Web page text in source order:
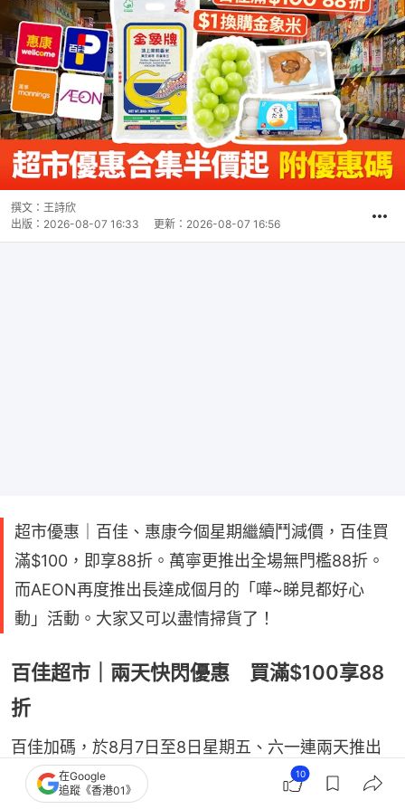
撰文： 王詩欣
出版： 2026-08-07 16:33 更新： 2026-08-07 16:56
超市優惠｜百佳、惠康今個星期繼續鬥減價，百佳買
滿$100，即享88折。萬寧更推出全場無門檻88折。
而AEON再度推出長達成個月的「嘩~睇見都好心
動」活動。大家又可以盡情掃貨了！
百佳超市｜兩天快閃優惠 買滿$100享88
折
百佳加碼，於8月7日至8日星期五、六一連兩天推出
折扣優惠，由之前買滿$150降低門檻至$100便可享
88折，折扣一樣無上限。但留意，只有三大易賞錢會
在Google
追蹤《香港01》
10